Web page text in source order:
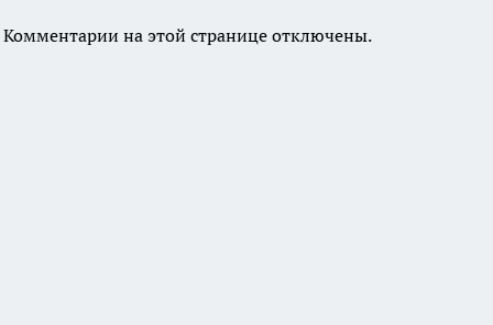
Комментарии на этой странице отключены.